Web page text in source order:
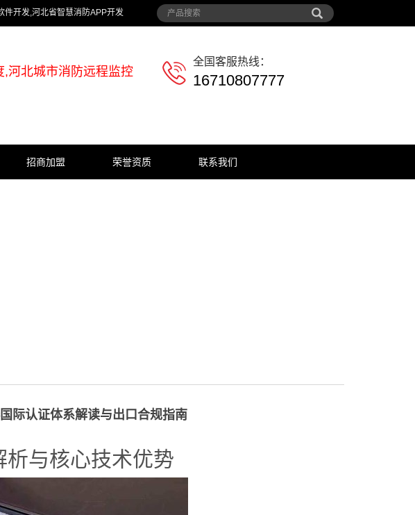
件开发,河北省智慧消防APP开发
河北城市消防远程监控
全国客服热线：
16710807777
招商加盟 荣誉资质 联系我们
际认证体系解读与出口合规指南
析与核心技术优势